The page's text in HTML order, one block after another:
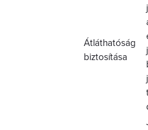
Átláthatóság
biztosítása